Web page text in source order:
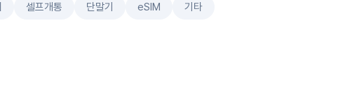
셀프개통 단말기 eSIM 기타